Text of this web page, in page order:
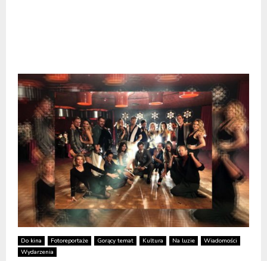
Do kina Fotoreportaże Gorący temat Kultura Na luzie
Wiadomości
Wydarzenia